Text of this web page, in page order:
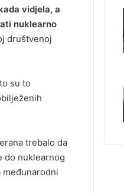
vidjela, a
nuklearno
društvenoj
su to
trebalo da
do nuklearnog
međunarodni